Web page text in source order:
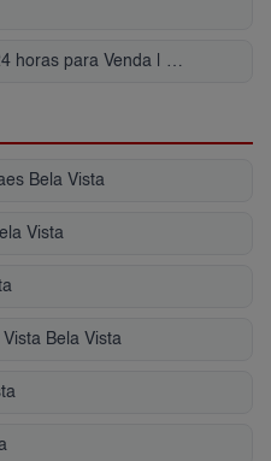
Apartamento com portaria 24 horas para Venda | Bela Vista
Bela Vista
Vista
Bela Vista